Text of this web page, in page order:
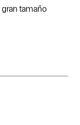
tamaño